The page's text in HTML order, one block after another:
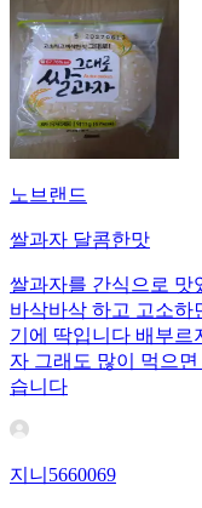
노브랜드
쌀과자 달콤한맛
쌀과자를 간식으로 맛
바삭바삭 하고 고소하
기에 딱입니다 배부르
자 그래도 많이 먹으
습니다
지니5660069